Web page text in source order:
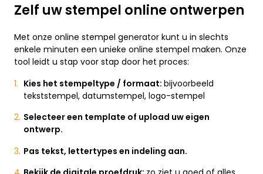
Zelf uw stempel online ontwerpen
Met onze online stempel generator kunt u in slechts
enkele minuten een unieke online stempel maken. Onze
tool leidt u stap voor stap door het proces:
Kies het stempeltype / formaat: bijvoorbeeld
tekststempel, datumstempel, logo-stempel
Selecteer een template of upload uw eigen
ontwerp.
Pas tekst, lettertypes en indeling aan.